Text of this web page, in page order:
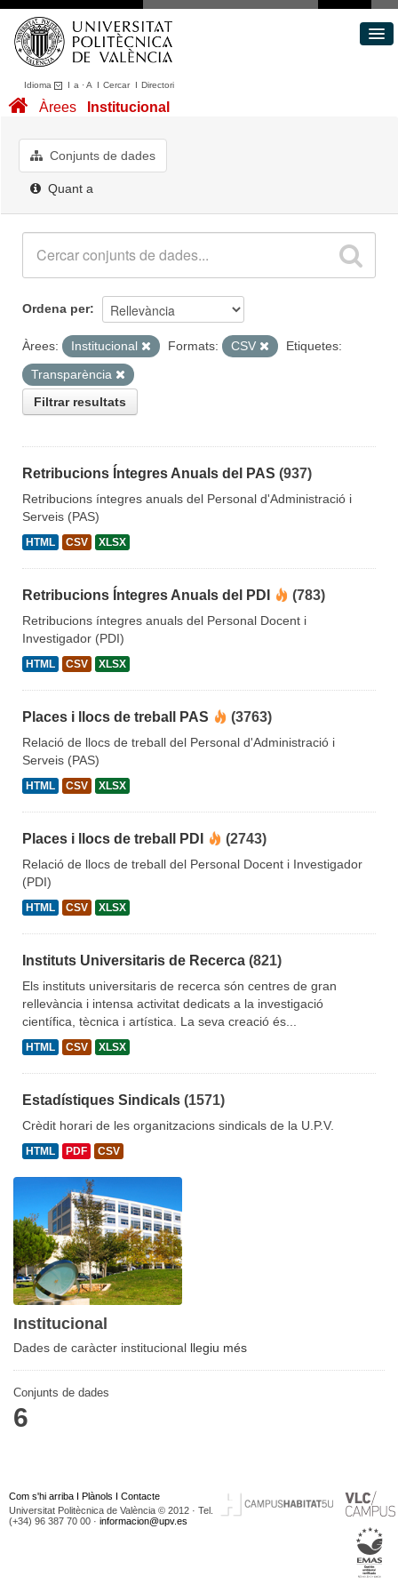
Idioma I a ·A I CercarI Directori
Conjunts de dades
Quant a
Àrees Institucional
Conjunts de dades
Quant a
Ordena per
Àrees: Institucional Formats: CSV
Etiquetes:
Transparència
Filtrar resultats
Retribucions Íntegres Anuals del PAS (937)
Retribucions íntegres anuals del Personal d'Administració i
Serveis (PAS)
HTML CSV XLSX
Retribucions Íntegres Anuals del PDI (783)
Retribucions íntegres anuals del Personal Docent i
Investigador (PDI)
HTML CSV XLSX
Places i llocs de treball PAS (3763)
Relació de llocs de treball del Personal d'Administració i
Serveis (PAS)
HTML CSV XLSX
Places i llocs de treball PDI (2743)
Relació de llocs de treball del Personal Docent i Investigador
(PDI)
HTML CSV XLSX
Instituts Universitaris de Recerca (821)
Els instituts universitaris de recerca són centres de gran
rellevància i intensa activitat dedicats a la investigació
científica, tècnica i artística. La seva creació és...
HTML CSV XLSX
Estadístiques Sindicals (1571)
Crèdit horari de les organitzacions sindicals de la U.P.V.
HTML PDF CSV
Institucional
Dades de caràcter institucional llegiu més
Conjunts de dades
6
Com s'hi arriba I Plànols I Contacte
Universitat Politècnica de València © 2012 · Tel.
(+34) 96 387 70 00 · informacion@upv.es